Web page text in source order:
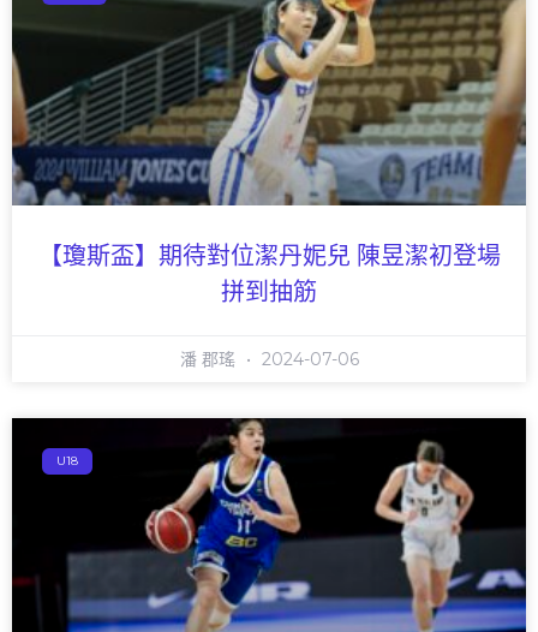
【瓊斯盃】期待對位潔丹妮兒 陳昱潔初登場
拼到抽筋
潘 郡瑤 2024-07-06
U18